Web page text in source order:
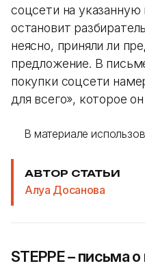
соцсети на
остановит
неясно, приняли ли
предложение. В
покупки соцсети
для всего», которое
В материале
АВТОР СТАТЬИ
Алуа Досанова
STEPPE – письма